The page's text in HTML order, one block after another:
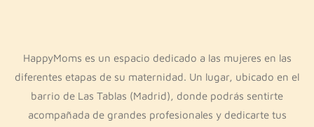
HappyMoms es un espacio dedicado a las mujeres en las
diferentes etapas de su maternidad. Un lugar, ubicado en el
barrio de Las Tablas (Madrid), donde podrás sentirte
acompañada de grandes profesionales y dedicarte tus